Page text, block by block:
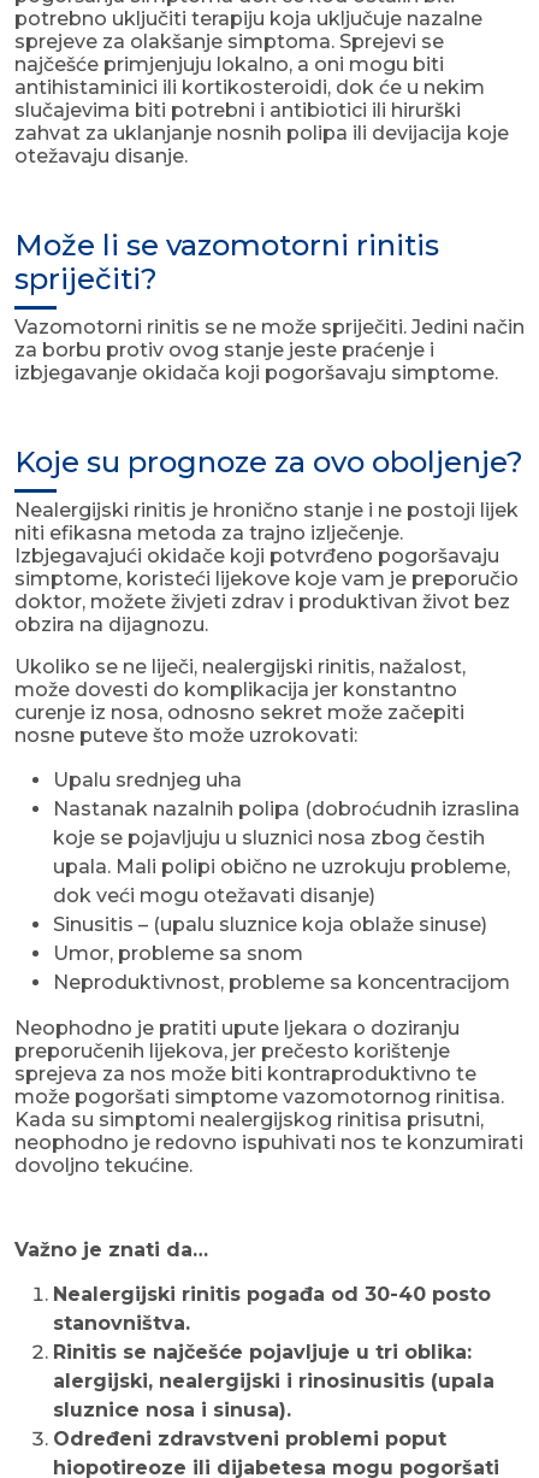
potrebno uključiti terapiju koja uključuje nazalne
sprejeve za olakšanje simptoma. Sprejevi se
najčešće primjenjuju lokalno, a oni mogu biti
antihistaminici ili kortikosteroidi, dok će u nekim
slučajevima biti potrebni i antibiotici ili hirurški
zahvat za uklanjanje nosnih polipa ili devijacija koje
otežavaju disanje.
Može li se vazomotorni rinitis
spriječiti?
Vazomotorni rinitis se ne može spriječiti. Jedini način
za borbu protiv ovog stanje jeste praćenje i
izbjegavanje okidača koji pogoršavaju simptome.
Koje su prognoze za ovo oboljenje?
Nealergijski rinitis je hronično stanje i ne postoji lijek
niti efikasna metoda za trajno izlječenje.
Izbjegavajući okidače koji potvrđeno pogoršavaju
simptome, koristeći lijekove koje vam je preporučio
doktor, možete živjeti zdrav i produktivan život bez
obzira na dijagnozu.
Ukoliko se ne liječi, nealergijski rinitis, nažalost,
može dovesti do komplikacija jer konstantno
curenje iz nosa, odnosno sekret može začepiti
nosne puteve što može uzrokovati:
Upalu srednjeg uha
Nastanak nazalnih polipa (dobroćudnih izraslina
koje se pojavljuju u sluznici nosa zbog čestih
upala. Mali polipi obično ne uzrokuju probleme,
dok veći mogu otežavati disanje)
Sinusitis – (upalu sluznice koja oblaže sinuse)
Umor, probleme sa snom
Neproduktivnost, probleme sa koncentracijom
Neophodno je pratiti upute ljekara o doziranju
preporučenih lijekova, jer prečesto korištenje
sprejeva za nos može biti kontraproduktivno te
može pogoršati simptome vazomotornog rinitisa.
Kada su simptomi nealergijskog rinitisa prisutni,
neophodno je redovno ispuhivati nos te konzumirati
dovoljno tekućine.
Važno je znati da…
Nealergijski rinitis pogađa od 30-40 posto
stanovništva.
Rinitis se najčešće pojavljuje u tri oblika:
alergijski, nealergijski i rinosinusitis (upala
sluznice nosa i sinusa).
Određeni zdravstveni problemi poput
hiopotireoze ili dijabetesa mogu pogoršati